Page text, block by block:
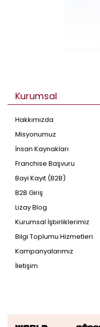
Kurumsal
Hakkımızda
Misyonumuz
İnsan Kaynakları
Franchise Başvuru
Bayi Kayıt (B2B)
B2B Giriş
Lizay Blog
Kurumsal İşbirliklerimiz
Bilgi Toplumu Hizmetleri
Kampanyalarımız
İletişim